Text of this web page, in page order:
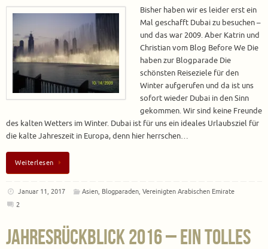
Bisher haben wir es leider erst ein
Mal geschafft Dubai zu besuchen –
und das war 2009. Aber Katrin und
Christian vom Blog Before We Die
haben zur Blogparade Die
schönsten Reiseziele für den
Winter aufgerufen und da ist uns
sofort wieder Dubai in den Sinn
gekommen. Wir sind keine Freunde
des kalten Wetters im Winter. Dubai ist für uns ein ideales Urlaubsziel für
die kalte Jahreszeit in Europa, denn hier herrschen…
Weiterlesen
Januar 11, 2017 Asien, Blogparaden,Vereinigten Arabischen Emirate
2
Jahresrückblick 2016 – Ein tolles